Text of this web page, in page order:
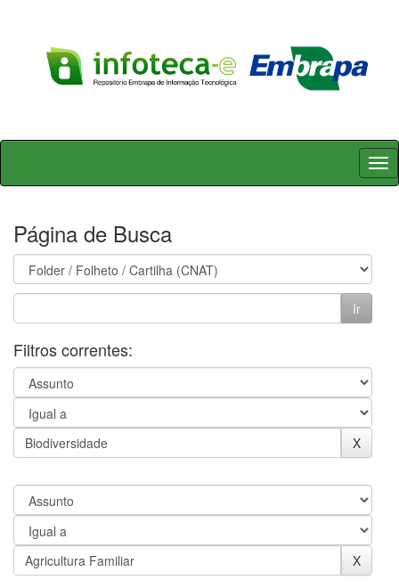
Skip
Página de Busca
Filtros correntes: